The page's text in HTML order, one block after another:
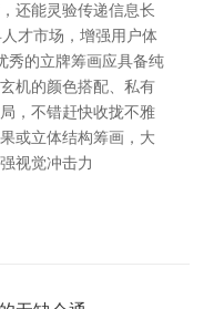
还能灵验传递信息长
才市场，增强用户体
秀的立牌筹画应具备纯
机的颜色搭配、私有
，不错赶快收拢不雅
或立体结构筹画，大
视觉冲击力